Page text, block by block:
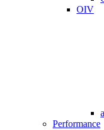
OIV
Performance